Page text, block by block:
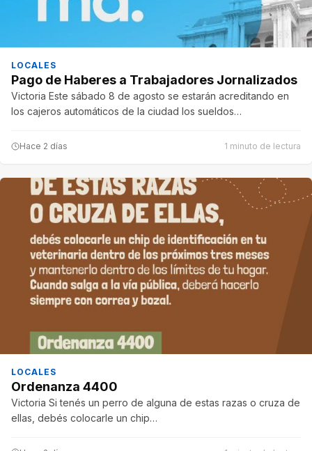
LOCALES
Pago de Haberes a Trabajadores Jornalizados
Victoria Este sábado 8 de agosto se estarán acreditando en
los cajeros automáticos de la ciudad los sueldos…
Hace 2 días 1 minuto de lectura
LOCALES
Ordenanza 4400
Victoria Si tenés un perro de alguna de estas razas o cruza de
ellas, debés colocarle un chip…